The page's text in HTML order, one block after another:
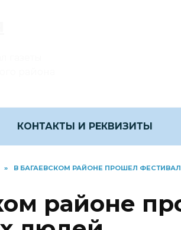
КОНТАКТЫ И РЕКВИЗИТЫ
» В БАГАЕВСКОМ РАЙОНЕ ПРОШЕЛ
районе